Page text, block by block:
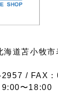
道苫小牧
/ FAX
9:00〜